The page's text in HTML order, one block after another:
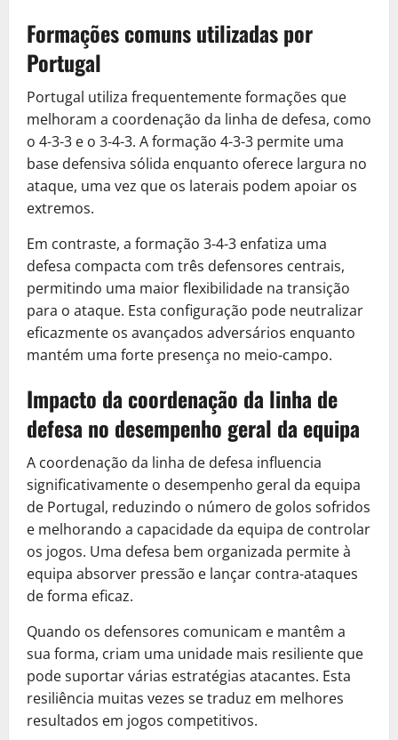
Formações comuns utilizadas por
Portugal
Portugal utiliza frequentemente formações que
melhoram a coordenação da linha de defesa, como
o 4-3-3 e o 3-4-3. A formação 4-3-3 permite uma
base defensiva sólida enquanto oferece largura no
ataque, uma vez que os laterais podem apoiar os
extremos.
Em contraste, a formação 3-4-3 enfatiza uma
defesa compacta com três defensores centrais,
permitindo uma maior flexibilidade na transição
para o ataque. Esta configuração pode neutralizar
eficazmente os avançados adversários enquanto
mantém uma forte presença no meio-campo.
Impacto da coordenação da linha de
defesa no desempenho geral da equipa
A coordenação da linha de defesa influencia
significativamente o desempenho geral da equipa
de Portugal, reduzindo o número de golos sofridos
e melhorando a capacidade da equipa de controlar
os jogos. Uma defesa bem organizada permite à
equipa absorver pressão e lançar contra-ataques
de forma eficaz.
Quando os defensores comunicam e mantêm a
sua forma, criam uma unidade mais resiliente que
pode suportar várias estratégias atacantes. Esta
resiliência muitas vezes se traduz em melhores
resultados em jogos competitivos.